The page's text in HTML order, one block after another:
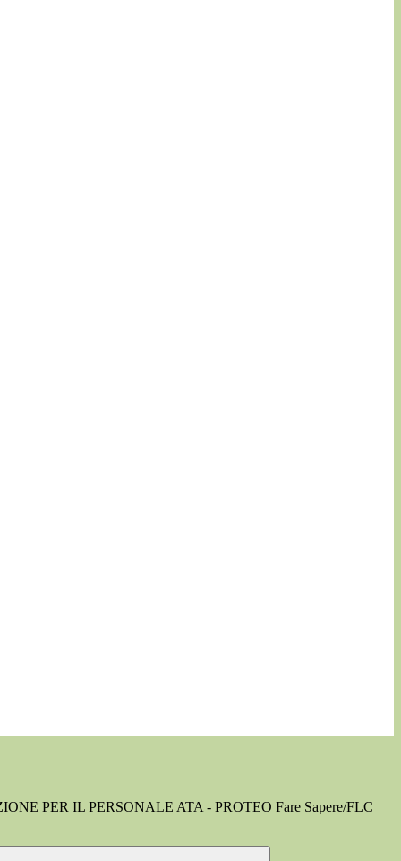
PER IL PERSONALE ATA - PROTEO Fare Sapere/FLC